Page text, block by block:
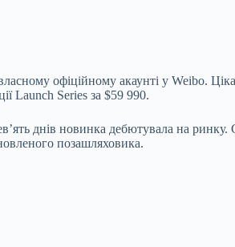
офіційному акаунті у Weibo.
Launch Series за $59 990.
днів новинка дебютувала на ринку.
позашляховика.